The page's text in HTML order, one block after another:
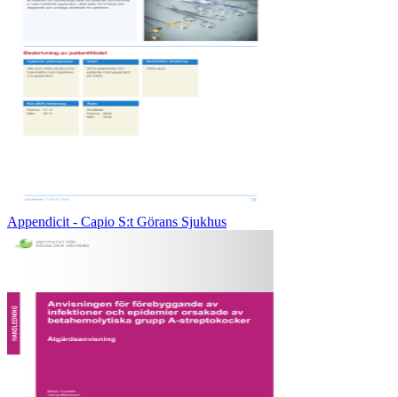
Appendicit - Capio S:t Görans Sjukhus